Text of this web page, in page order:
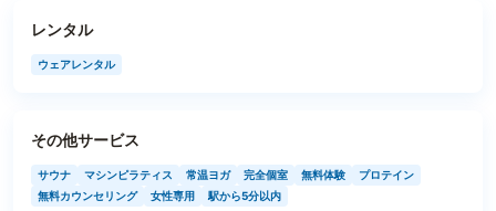
レンタル
ウェアレンタル
その他サービス
サウナ マシンピラティス 常温ヨガ 完全個室 無料体験
プロテイン
無料カウンセリング
女性専用 駅から5分以内